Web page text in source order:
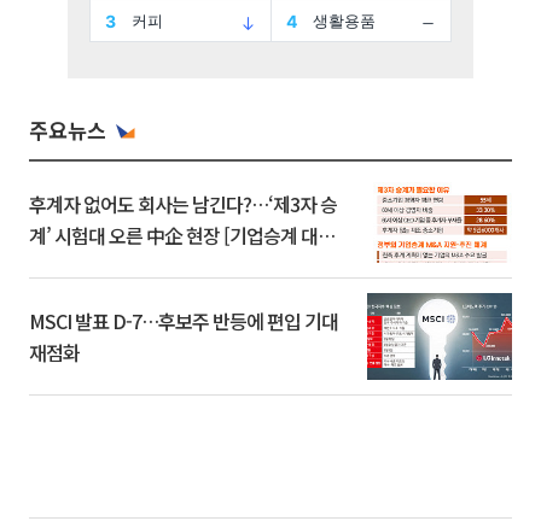
주요뉴스
후계자 없어도 회사는 남긴다?…‘제3자 승
계’ 시험대 오른 中企 현장 [기업승계 대전
MSCI 발표 D-7…후보주 반등에 편입 기대
재점화